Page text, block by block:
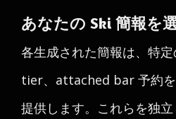
あなたの Ski 簡報を
各生成された簡報は、特
tier、attached bar 予約を
提供します。これらを独